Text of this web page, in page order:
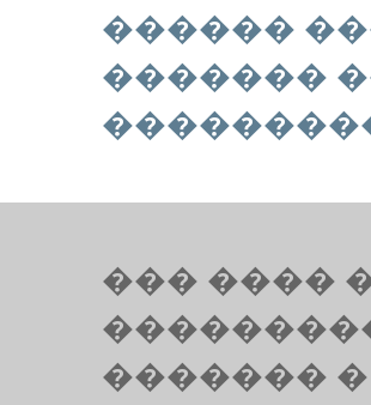
������
�������
��� ����
�������